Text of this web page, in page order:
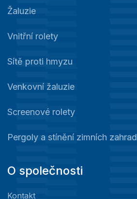
Žaluzie
Vnitřní rolety
Sítě proti hmyzu
Venkovní žaluzie
Screenové rolety
Pergoly a stínění zimních zahrad
O společnosti
Kontakt